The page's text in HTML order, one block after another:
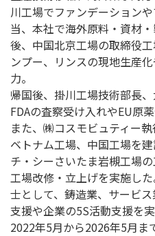
川工場でファンデーション
当、本社で海外原料・資材
後、中国北京工場の取締役
ンプー、リンスの現地生産
力。
帰国後、掛川工場技術部長
FDAの査察受け入れやEU原薬
また、㈱コスモビュティー
ベトナム工場、中国工場を
チ・シーさいたま岩槻工場
工場改修・立上げを実施し
士として、鋳造業、サービ
支援や企業の5S活動支援を実
2022年5月から2026年5月ま